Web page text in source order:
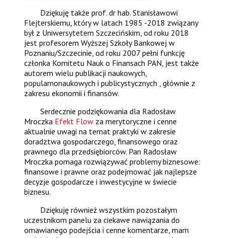
Dziękuję także prof. dr hab. Stanisławowi
Flejterskiemu, który w latach 1985 -2018 związany
był z Uniwersytetem Szczecińskim, od roku 2018
jest profesorem Wyższej Szkoły Bankowej w
Poznaniu/Szczecinie, od roku 2007 pełni funkcję
członka Komitetu Nauk o Finansach PAN, jest także
autorem wielu publikacji naukowych,
popularnonaukowych i publicystycznych , głównie z
zakresu ekonomii i finansów.
Serdecznie podziękowania dla Radosław
Mroczka Efekt Flow za merytoryczne i cenne
aktualnie uwagi na temat praktyki w zakresie
doradztwa gospodarczego, finansowego oraz
prawnego dla przedsiębiorców. Pan Radosław
Mroczka pomaga rozwiązywać problemy biznesowe:
finansowe i prawne oraz podejmować jak najlepsze
decyzje gospodarcze i inwestycyjne w świecie
biznesu.
Dziękuję również wszystkim pozostałym
uczestnikom panelu za ciekawe nawiązania do
omawianego podejścia i cenne komentarze, mam